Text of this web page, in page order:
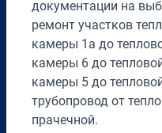
документации на
ремонт участков
камеры 1а до
камеры 6 до
камеры 5 до
трубопровод от
прачечной.